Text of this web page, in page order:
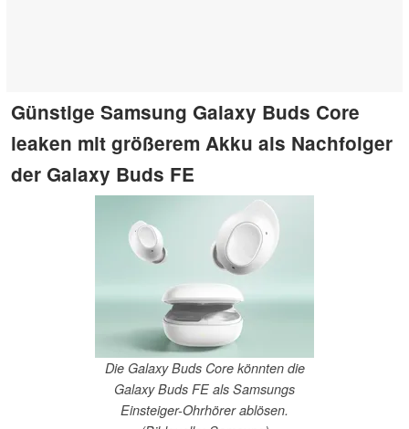
Günstige Samsung Galaxy Buds Core
leaken mit größerem Akku als Nachfolger
der Galaxy Buds FE
Die Galaxy Buds Core könnten die
Galaxy Buds FE als Samsungs
Einsteiger-Ohrhörer ablösen.